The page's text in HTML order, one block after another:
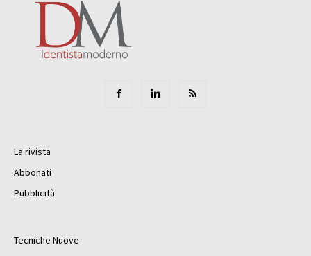
La rivista
Abbonati
Pubblicità
Tecniche Nuove